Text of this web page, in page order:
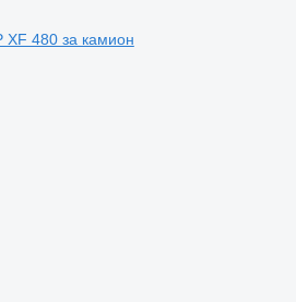
480 за камион